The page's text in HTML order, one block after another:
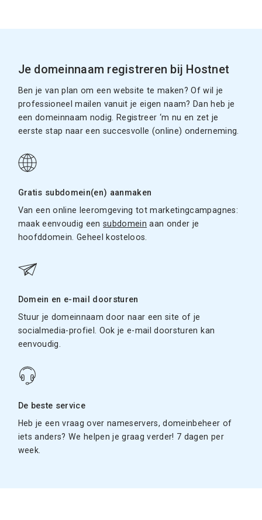
Je domeinnaam registreren bij Hostnet
Ben je van plan om een website te maken? Of wil je
professioneel mailen vanuit je eigen naam? Dan heb je
een domeinnaam nodig. Registreer ‘m nu en zet je
eerste stap naar een succesvolle (online) onderneming.
Gratis subdomein(en) aanmaken
Van een online leeromgeving tot marketingcampagnes:
maak eenvoudig eensubdomein aan onder je
hoofddomein. Geheel kosteloos.
Domein en e-mail doorsturen
Stuur je domeinnaam door naar een site of je
socialmedia-profiel. Ook je e-mail doorsturen kan
eenvoudig.
De beste service
Heb je een vraag over nameservers, domeinbeheer of
iets anders? We helpen je graag verder! 7 dagen per
week.